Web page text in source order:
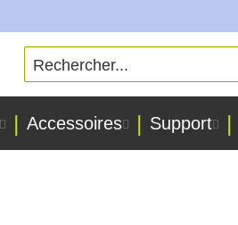
Accessoires Support